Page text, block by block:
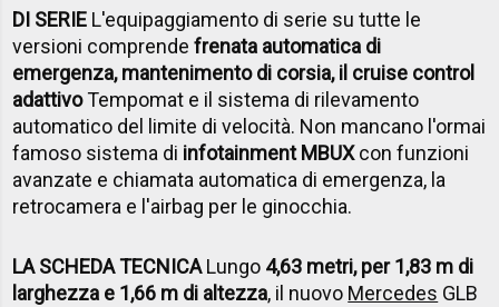
DI SERIE L'equipaggiamento di serie su tutte le
versioni comprendefrenata automatica di
emergenza, mantenimento di corsia, il cruise control
adattivoTempomat e il sistema di rilevamento
automatico del limite di velocità. Non mancano l'ormai
famoso sistema di infotainment MBUXcon funzioni
avanzate e chiamata automatica di emergenza, la
retrocamera e l'airbag per le ginocchia.
LA SCHEDA TECNICALungo 4,63 metri, per 1,83 m di
larghezza e 1,66 m di altezza, il nuovo Mercedes GLB